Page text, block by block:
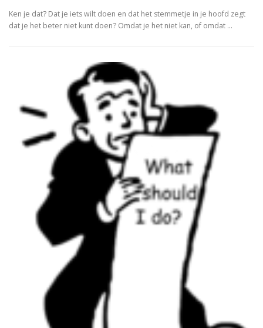
Ken je dat? Dat je iets wilt doen en dat het stemmetje in je hoofd zegt
dat je het beter niet kunt doen? Omdat je het niet kan, of omdat …